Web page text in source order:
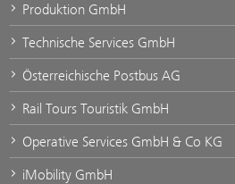
Produktion GmbH
Technische Services GmbH
Österreichische Postbus AG
Rail Tours Touristik GmbH
Operative Services GmbH & Co KG
iMobility GmbH